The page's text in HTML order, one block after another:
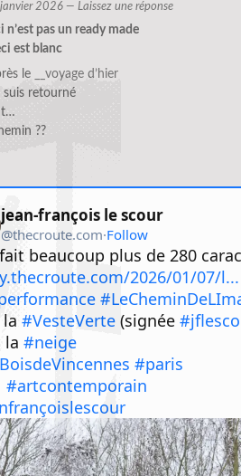
2026 — Laissez une réponse
n’est pas un ready made
est blanc
le
__voyage d’hier
suis retourné
??